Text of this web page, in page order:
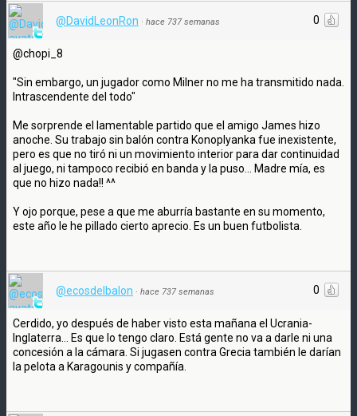
0
@DavidLeonRon · hace 737 semanas
@chopi_8
"Sin embargo, un jugador como Milner no me ha transmitido nada.
Intrascendente del todo"
Me sorprende el lamentable partido que el amigo James hizo
anoche. Su trabajo sin balón contra Konoplyanka fue inexistente,
pero es que no tiró ni un movimiento interior para dar continuidad
al juego, ni tampoco recibió en banda y la puso... Madre mía, es
que no hizo nada!! ^^
Y ojo porque, pese a que me aburría bastante en su momento,
este año le he pillado cierto aprecio. Es un buen futbolista.
0
@ecosdelbalon · hace 737 semanas
Cerdido, yo después de haber visto esta mañana el Ucrania-
Inglaterra... Es que lo tengo claro. Está gente no va a darle ni una
concesión a la cámara. Si jugasen contra Grecia también le darían
la pelota a Karagounis y compañía.